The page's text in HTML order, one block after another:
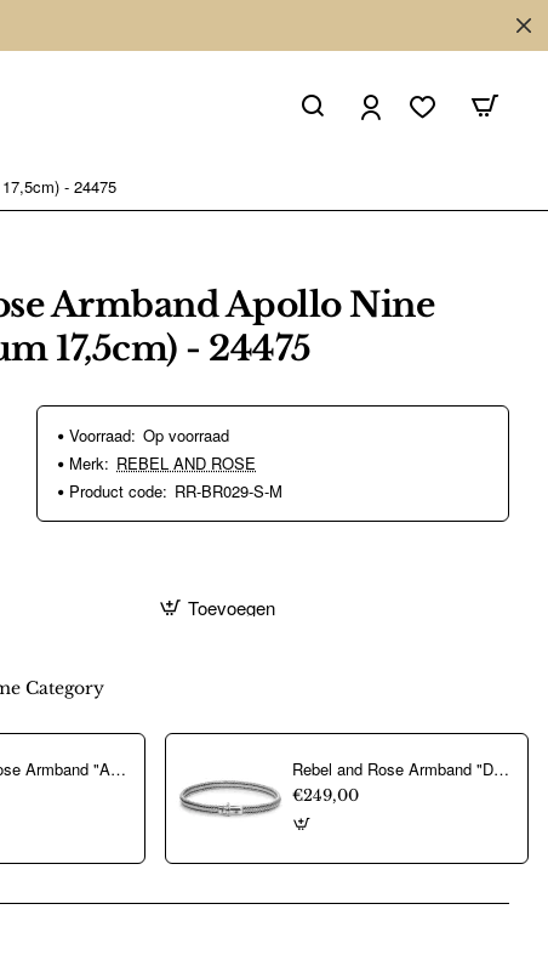
- 24475
Armband Apollo Nine
17,5cm) - 24475
Voorraad: Op voorraad
Merk: REBEL AND ROSE
Product code: RR-BR029-S-M
Toevoegen
Category
Rebel and Rose Armband "Autumn Love Glam Rocks Silver" met Fossil, Tijgeroog, Hematiet, Glas Rock (maat S: 16,5cm) - 24526 Rebel and Rose Armband "Demeter Six" 4mm (maat: Medium 17,5cm) - 23900
€249,00